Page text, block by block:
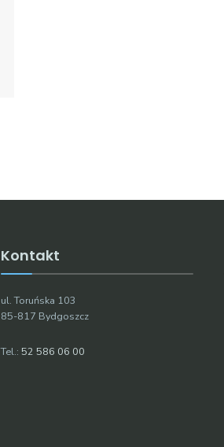
Kontakt
ul. Toruńska 103
85-817 Bydgoszcz
Tel.: 52 586 06 00